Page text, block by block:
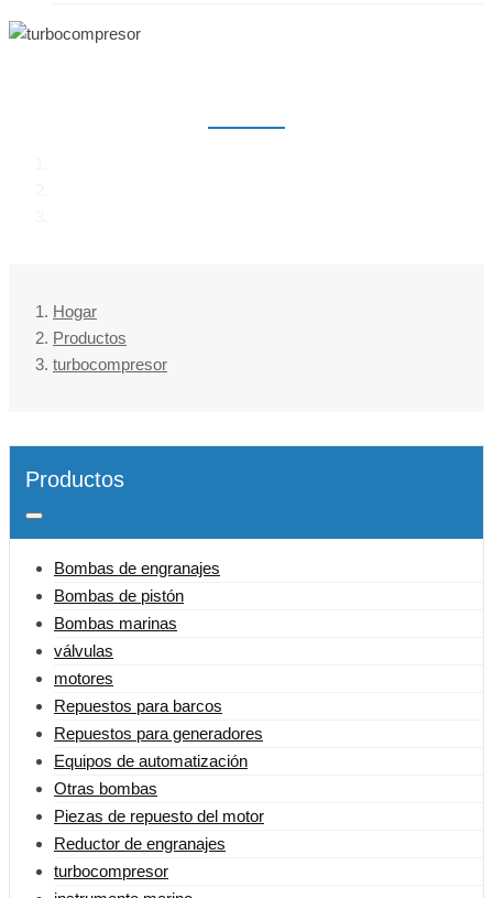
Hogar
Productos
turbocompresor
Productos
Bombas de engranajes
Bombas de pistón
Bombas marinas
válvulas
motores
Repuestos para barcos
Repuestos para generadores
Equipos de automatización
Otras bombas
Piezas de repuesto del motor
Reductor de engranajes
turbocompresor